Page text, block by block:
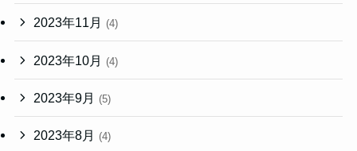
2023年11月 (4)
2023年10月 (4)
2023年9月 (5)
2023年8月 (4)